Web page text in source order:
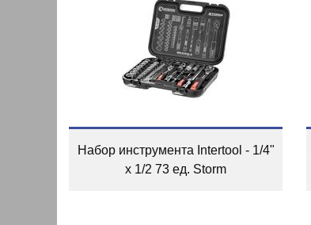
Набор инструмента Intertool - 1/4"
x 1/2 73 ед. Storm